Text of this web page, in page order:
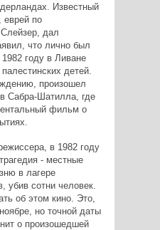
Известный
еврей по
Слейзер, дал
что лично был
году в Ливане
детей.
произошел
Сабра-Шатилла, где
фильм о
в 1982 году
- местные
в лагере
убив сотни человек.
об этом кино. Это,
но точной даты
о произошедшей